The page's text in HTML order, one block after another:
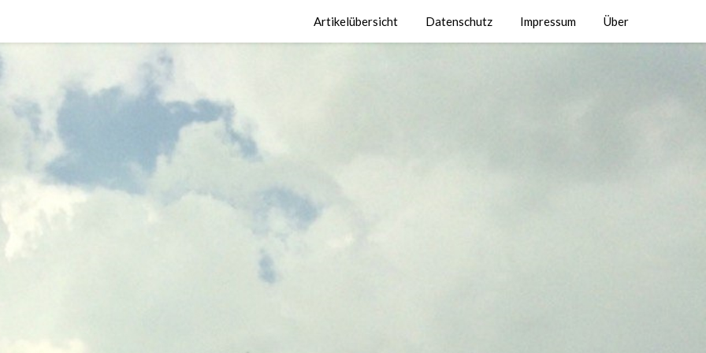
Artikelübersicht Datenschutz Impressum Über